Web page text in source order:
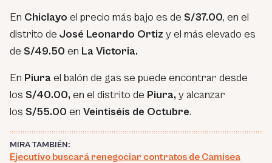
En Chiclayo el precio más bajo es de S/37.00, en el
distrito de José Leonardo Ortiz y el más elevado es
de S/49.50 en La Victoria.
En Piura el balón de gas se puede encontrar desde
los S/40.00, en el distrito de Piura, y alcanzar
los S/55.00 en Veintiséis de Octubre.
MIRA TAMBIÉN:
Ejecutivo buscará renegociar contratos de Camisea